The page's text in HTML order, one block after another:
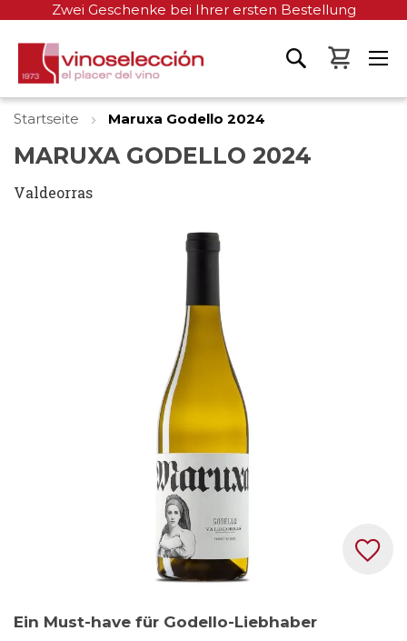
Zwei Geschenke bei Ihrer ersten Bestellung
Mein
Startseite Maruxa Godello 2024
MARUXA GODELLO 2024
Valdeorras
Anfang
Ein Must-have für Godello-Liebhaber